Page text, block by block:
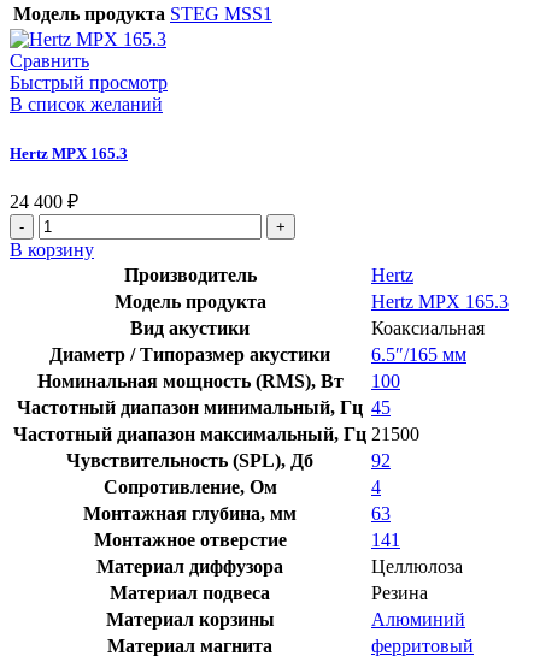
Модель продукта STEG MSS1
Сравнить
Быстрый просмотр
В список желаний
Hertz MPX 165.3
24 400 ₽
В корзину
Производитель
Hertz
Модель продукта
Hertz MPX 165.3
Вид акустики
Коаксиальная
Диаметр / Типоразмер акустики
6.5″/165 мм
Номинальная мощность (RMS), Вт
100
Частотный диапазон минимальный, Гц 45
Частотный диапазон максимальный, Гц 21500
Чувствительность (SPL), Дб
92
Сопротивление, Ом
4
Монтажная глубина, мм
63
Монтажное отверстие
141
Материал диффузора
Целлюлоза
Материал подвеса
Резина
Материал корзины
Алюминий
Материал магнита
ферритовый